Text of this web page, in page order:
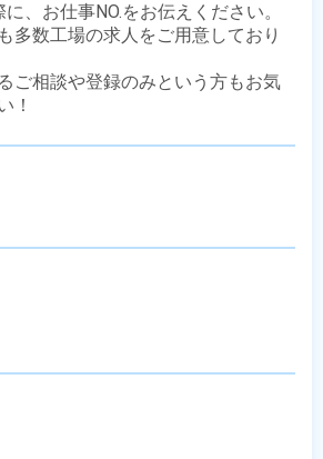
、お仕事NO.をお伝えください。
多数工場の求人をご用意しており
ご相談や登録のみという方もお気
！